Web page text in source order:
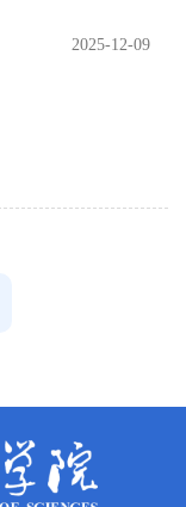
2025-12-09